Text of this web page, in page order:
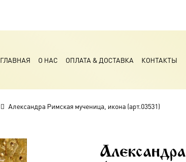
ГЛАВНАЯ О НАС ОПЛАТА & ДОСТАВКА КОНТАКТЫ
Александра Римская мученица, икона (арт.03531)